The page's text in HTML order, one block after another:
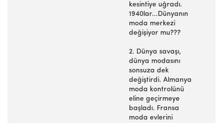
kesintiye uğradı.
1940lar...Dünyanın
moda merkezi
değişiyor mu???
2. Dünya savaşı,
dünya modasını
sonsuza dek
değiştirdi. Almanya
moda kontrolünü
eline geçirmeye
başladı. Fransa
moda evlerini